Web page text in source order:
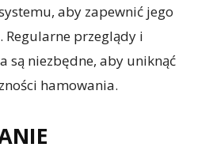
aby zapewnić jego
Regularne przeglądy i
są niezbędne, aby uniknąć
hamowania.